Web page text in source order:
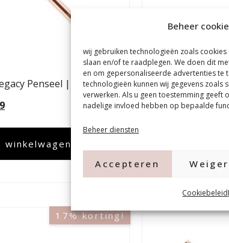
Beheer
wij gebruiken technologieën zoals
slaan en/of te raadplegen. We doen dit
en om gepersonaliseerde advertenties te
technologieën kunnen wij gegevens zoals
verwerken. Als u geen toestemming geeft
nadelige invloed hebben op bepaalde
Beheer diensten
Accepteren
Cookiebeleid
Penseel | Acryl 10
winkelwagen
Urban Nails
€17,99 €14,99
17% korting!